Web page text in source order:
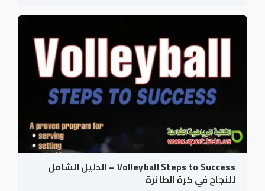
Volleyball Steps to Success – الدليل الشامل
للنجاح في كرة الطائرة